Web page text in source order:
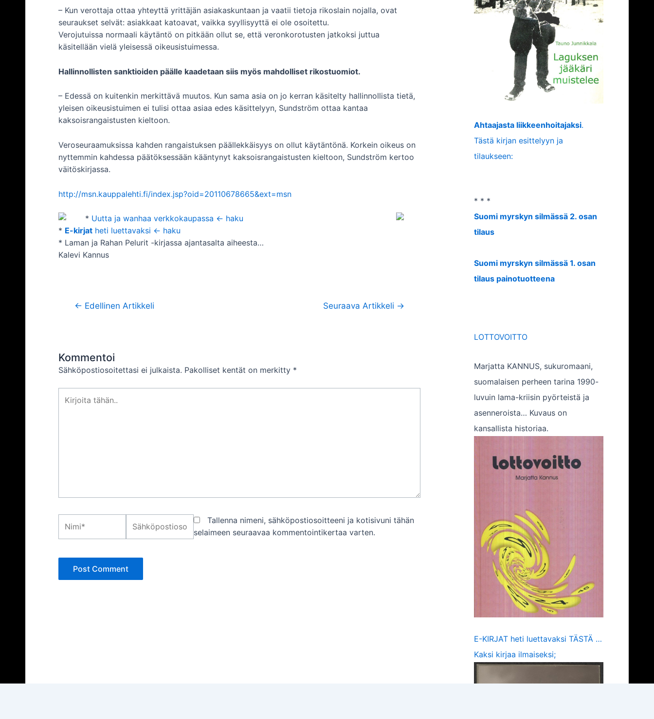
– Kun verottaja ottaa yhteyttä yrittäjän asiakaskuntaan ja vaatii tietoja rikoslain nojalla, ovat
seuraukset selvät: asiakkaat katoavat, vaikka syyllisyyttä ei ole osoitettu.
Verojutuissa normaali käytäntö on pitkään ollut se, että veronkorotusten jatkoksi juttua
käsitellään vielä yleisessä oikeusistuimessa.
Hallinnollisten sanktioiden päälle kaadetaan siis myös mahdolliset rikostuomiot.
– Edessä on kuitenkin merkittävä muutos. Kun sama asia on jo kerran käsitelty hallinnollista tietä,
yleisen oikeusistuimen ei tulisi ottaa asiaa edes käsittelyyn, Sundström ottaa kantaa
kaksoisrangaistusten kieltoon.
Veroseuraamuksissa kahden rangaistuksen päällekkäisyys on ollut käytäntönä. Korkein oikeus on
nyttemmin kahdessa päätöksessään kääntynyt kaksoisrangaistusten kieltoon, Sundström kertoo
väitöskirjassa.
http://msn.kauppalehti.fi/index.jsp?oid=20110678665&ext=msn
* Uutta ja wanhaa verkkokaupassa <- haku
* E-kirjat heti luettavaksi <- haku
* Laman ja Rahan Pelurit -kirjassa ajantasalta aiheesta…
Kalevi Kannus
Artikkelien
← Edellinen Artikkeli Seuraava Artikkeli →
Kommentoi
Sähköpostiosoitettasi ei julkaista. Pakolliset kentät on merkitty *
tähän..
Sähköpostiosoite*
Tallenna nimeni, sähköpostiosoitteeni ja kotisivuni tähän
selaimeen seuraavaa kommentointikertaa varten.
Ahtaajasta liikkeenhoitajaksi.
Tästä kirjan esittelyyn ja
tilaukseen:
* * *
Suomi myrskyn silmässä 2. osan
tilaus
Suomi myrskyn silmässä 1. osan
tilaus painotuotteena
LOTTOVOITTO
Marjatta KANNUS, sukuromaani,
suomalaisen perheen tarina 1990-
luvuin lama-kriisin pyörteistä ja
asenneroista… Kuvaus on
kansallista historiaa.
E-KIRJAT heti luettavaksi TÄSTÄ …
Kaksi kirjaa ilmaiseksi;